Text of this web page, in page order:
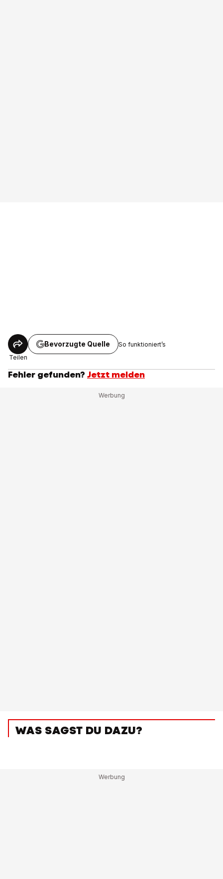
Teilen
Bevorzugte Quelle So funktioniert’s
Fehler gefunden? Jetzt melden
WAS SAGST DU DAZU?